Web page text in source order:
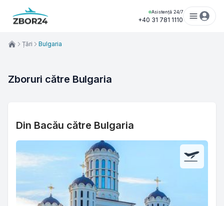
Asistență 24/7
+40 31 781 1110
Țări Bulgaria
Zboruri către Bulgaria
Din Bacău către Bulgaria